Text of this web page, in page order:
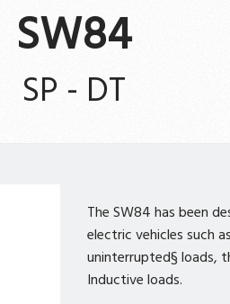
SW84
SP - DT
The SW84 has been
electric vehicles such
uninterrupted§ loads,
Inductive loads.